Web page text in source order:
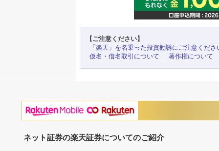
【ご注意ください】
「楽天」を名乗った投資勧誘にご注意くださ
仮名・借名取引について
著作権について
ネット証券の楽天証券についてのご紹介